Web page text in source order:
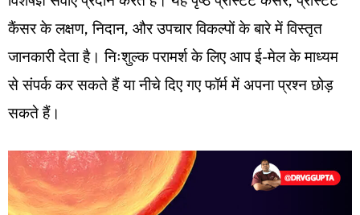
कैंसर के लक्षण, निदान, और उपचार विकल्पों के बारे में विस्तृत
जानकारी देता है। निःशुल्क परामर्श के लिए आप ई-मेल के माध्यम
से संपर्क कर सकते हैं या नीचे दिए गए फॉर्म में अपना प्रश्न छोड़
सकते हैं।